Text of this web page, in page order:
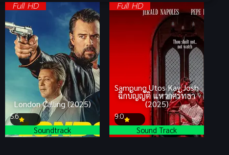
Full HD
London Calling (2025)
5.6
Soundtrack
Full HD
Sampung Utos Kay Josh
ฉีกบัญญัติ แหวกศรัทธา
(2025)
9.0
Sound Track